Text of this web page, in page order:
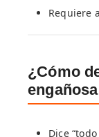
Requiere
¿Cómo
Dice